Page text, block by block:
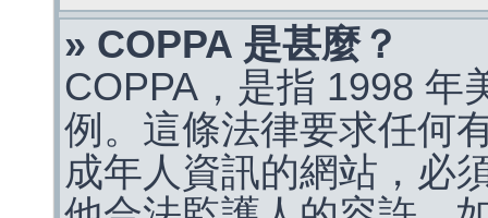
» COPPA 是甚麼？
COPPA，是指 1998 年
例。這條法律要求任何
成年人資訊的網站，必